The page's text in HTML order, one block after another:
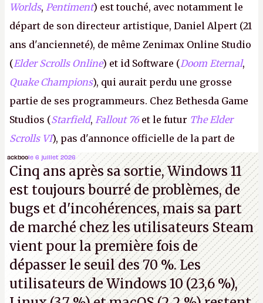
Worlds, Pentiment) est touché, avec notamment le
départ de son directeur artistique, Daniel Alpert (21
ans d'ancienneté), de même Zenimax Online Studio
(Elder Scrolls Online) et id Software (Doom Eternal,
Quake Champions), qui aurait perdu une grosse
partie de ses programmeurs. Chez Bethesda Game
Studios (Starfield, Fallout 76 et le futur The Elder
Scrolls VI), pas d'annonce officielle de la part de
Microsoft, mais le syndicat des employés confirme
de nombreux licenciements.A.
ackboole 6 juillet 2026
Cinq ans après sa sortie, Windows 11
est toujours bourré de problèmes, de
bugs et d'incohérences, mais sa part
de marché chez les utilisateurs Steam
vient pour la première fois de
dépasser le seuil des 70 %. Les
utilisateurs de Windows 10 (23,6 %),